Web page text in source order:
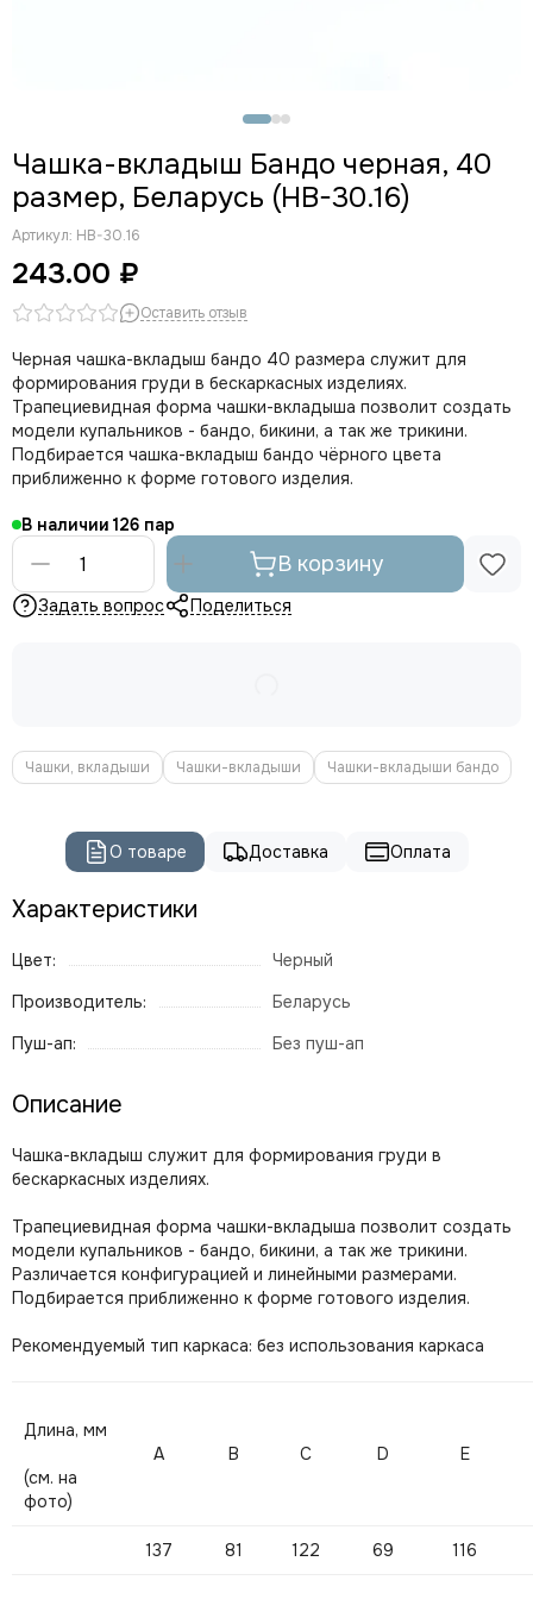
Чашка-вкладыш Бандо черная, 40
размер, Беларусь (HB-30.16)
Артикул: HB-30.16
243.00 ₽
Оставить отзыв
Черная чашка-вкладыш бандо 40 размера cлужит для
формирования груди в бескаркасных изделиях.
Трапециевидная форма чашки-вкладыша позволит создать
модели купальников - бандо, бикини, а так же трикини.
Подбирается чашка-вкладыш бандо чёрного цвета
приближенно к форме готового изделия.
В наличии 126
В корзину
Задать вопрос Поделиться
Чашки, вкладыши Чашки-вкладыши Чашки-вкладыши бандо
О товаре Доставка Оплата
Характеристики
Цвет:
Черный
Производитель:
Беларусь
Пуш-ап:
Без пуш-ап
Описание
Чашка-вкладыш cлужит для формирования груди в
бескаркасных изделиях.
Трапециевидная форма чашки-вкладыша позволит создать
модели купальников - бандо, бикини, а так же трикини.
Различается конфигурацией и линейными размерами.
Подбирается приближенно к форме готового изделия.
Рекомендуемый тип каркаса: без использования каркаса
Длина, мм
(см. на
фото)
A В С D Е
137 81 122 69 116